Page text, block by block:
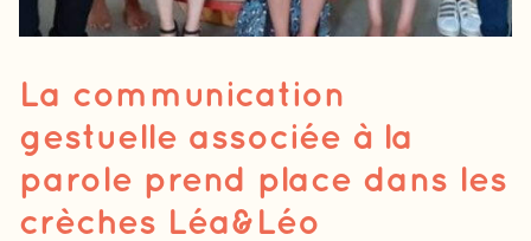
La communication
gestuelle associée à la
parole prend place dans les
crèches Léa&Léo